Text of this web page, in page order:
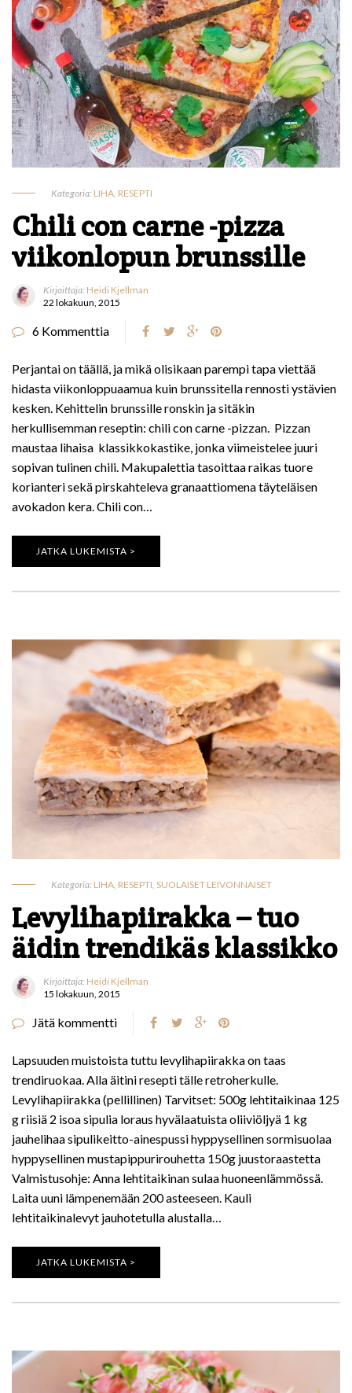
Kategoria: LIHA RESEPTI
Chili con carne -pizza
viikonlopun brunssille
Kirjoittaja: Heidi Kjellman
22 lokakuun, 2015
6 Kommenttia
Perjantai on täällä, ja mikä olisikaan parempi tapa viettää
hidasta viikonloppuaamua kuin brunssitella rennosti ystävien
kesken. Kehittelin brunssille ronskin ja sitäkin
herkullisemman reseptin: chili con carne -pizzan. Pizzan
maustaa lihaisa klassikkokastike, jonka viimeistelee juuri
sopivan tulinen chili. Makupalettia tasoittaa raikas tuore
korianteri sekä pirskahteleva granaattiomena täyteläisen
avokadon kera. Chili con…
JATKA LUKEMISTA >
Kategoria: LIHA RESEPTI SUOLAISET LEIVONNAISET
Levylihapiirakka – tuo
äidin trendikäs klassikko
Kirjoittaja: Heidi Kjellman
15 lokakuun, 2015
Jätä kommentti
Lapsuuden muistoista tuttu levylihapiirakka on taas
trendiruokaa. Alla äitini resepti tälle retroherkulle.
Levylihapiirakka (pellillinen) Tarvitset: 500g lehtitaikinaa 125
g riisiä 2 isoa sipulia loraus hyvälaatuista oliiviöljyä 1 kg
jauhelihaa sipulikeitto-ainespussi hyppysellinen sormisuolaa
hyppysellinen mustapippurirouhetta 150g juustoraastetta
Valmistusohje: Anna lehtitaikinan sulaa huoneenlämmössä.
Laita uuni lämpenemään 200 asteeseen. Kauli
lehtitaikinalevyt jauhotetulla alustalla…
JATKA LUKEMISTA >